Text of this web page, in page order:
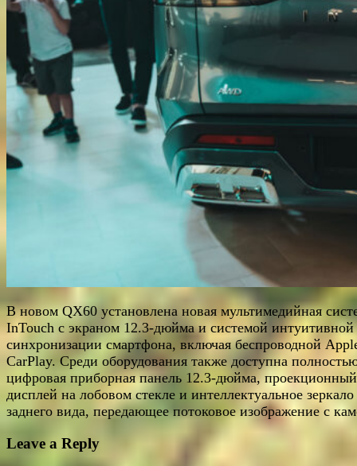
В новом QX60 установлена новая мультимедийная
InTouch с экраном 12.3-дюйма и системой интуитивной
синхронизации смартфона, включая беспроводной
CarPlay. Среди оборудования также доступна
цифровая приборная панель 12.3-дюйма, проекционный
дисплей на лобовом стекле и интеллектуальное зеркало
заднего вида, передающее потоковое изображение с
Leave a Reply